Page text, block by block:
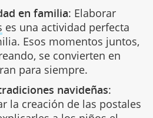
en familia: Elaborar
es una actividad perfecta
Esos momentos juntos,
se convierten en
para siempre.
navideñas:
la creación de las postales